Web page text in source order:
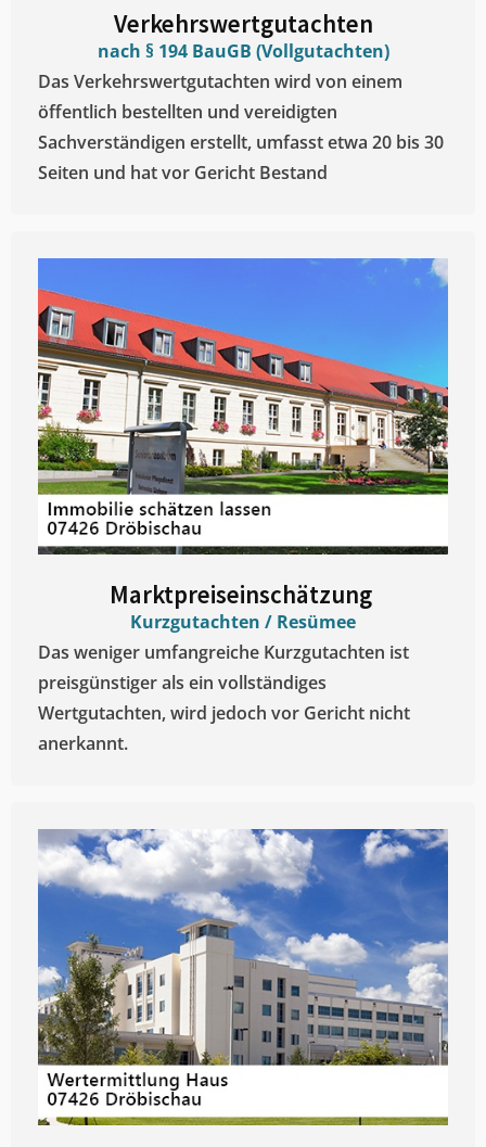
Verkehrswertgutachten
nach § 194 BauGB (Vollgutachten)
Das Verkehrswertgutachten wird von einem
öffentlich bestellten und vereidigten
Sachverständigen erstellt, umfasst etwa 20 bis 30
Seiten und hat vor Gericht Bestand
Marktpreiseinschätzung ​
Kurzgutachten / Resümee
Das weniger umfangreiche Kurzgutachten ist
preisgünstiger als ein vollständiges
Wertgutachten, wird jedoch vor Gericht nicht
anerkannt.